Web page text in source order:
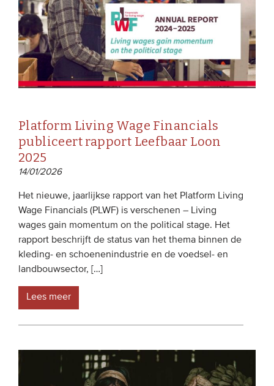
Platform Living Wage Financials
publiceert rapport Leefbaar Loon
2025
14/01/2026
Het nieuwe, jaarlijkse rapport van het Platform Living
Wage Financials (PLWF) is verschenen – Living
wages gain momentum on the political stage. Het
rapport beschrijft de status van het thema binnen de
kleding- en schoenenindustrie en de voedsel- en
landbouwsector, […]
Lees meer